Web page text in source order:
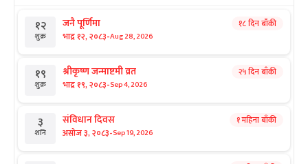
१२
शुक्र
जनै पूर्णिमा
भाद्र १२, २०८३-Aug 28, 2026
१८ दिन बाँकी
१९
शुक्र
श्रीकृष्ण जन्माष्टमी व्रत
भाद्र १९, २०८३-Sep 4, 2026
२५ दिन बाँकी
३
शनि
संविधान दिवस
असोज ३, २०८३-Sep 19, 2026
१ महिना बाँकी